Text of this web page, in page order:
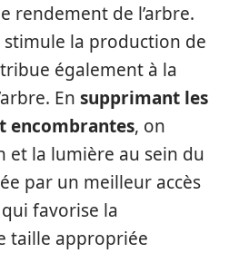
rendement de l’arbre.
la production de
également à la
En supprimant les
encombrantes, on
et la lumière au sein du
par un meilleur accès
favorise la
taille appropriée